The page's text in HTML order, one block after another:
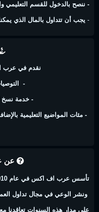
- ننصح بالدخول للقسم التعليمي
- يجب أن تتداول بالمال الذي
نقدم في عرب
-
- خدمة نسخ
- مئات المواضيع التعليمية
عن
تأسس عرب اف اكس في عام 2010 بهدف النهوض بالمتداول العربي
ونشر الوعي في مجال تداول
على مدار هذه السنوات تعاقدنا